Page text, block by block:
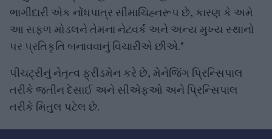
ભાગીદારી એક નોંધપાત્ર સીમાચિહ્નરૂપ છે, કારણ કે અમે
આ સફળ મોડલને તેમના નેટવર્ક અને અન્ય મુખ્ય સ્થાનો
પર પ્રતિકૃતિ બનાવવાનું વિચારીએ છીએ."
પીચટ્રીનું નેતૃત્વ ફ્રીડમેન કરે છે, મેનેજિંગ પ્રિન્સિપાલ
તરીકે જતીન દેસાઈ અને સીએફઓ અને પ્રિન્સિપાલ
તરીકે મિતુલ પટેલ છે.